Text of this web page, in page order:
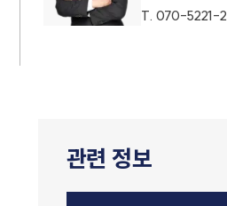
T. 070-5221-
관련 정보